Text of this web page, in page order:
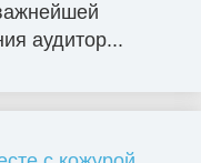
аудитор...